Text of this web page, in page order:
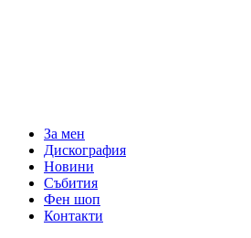
За мен
Дискография
Новини
Събития
Фен шоп
Контакти